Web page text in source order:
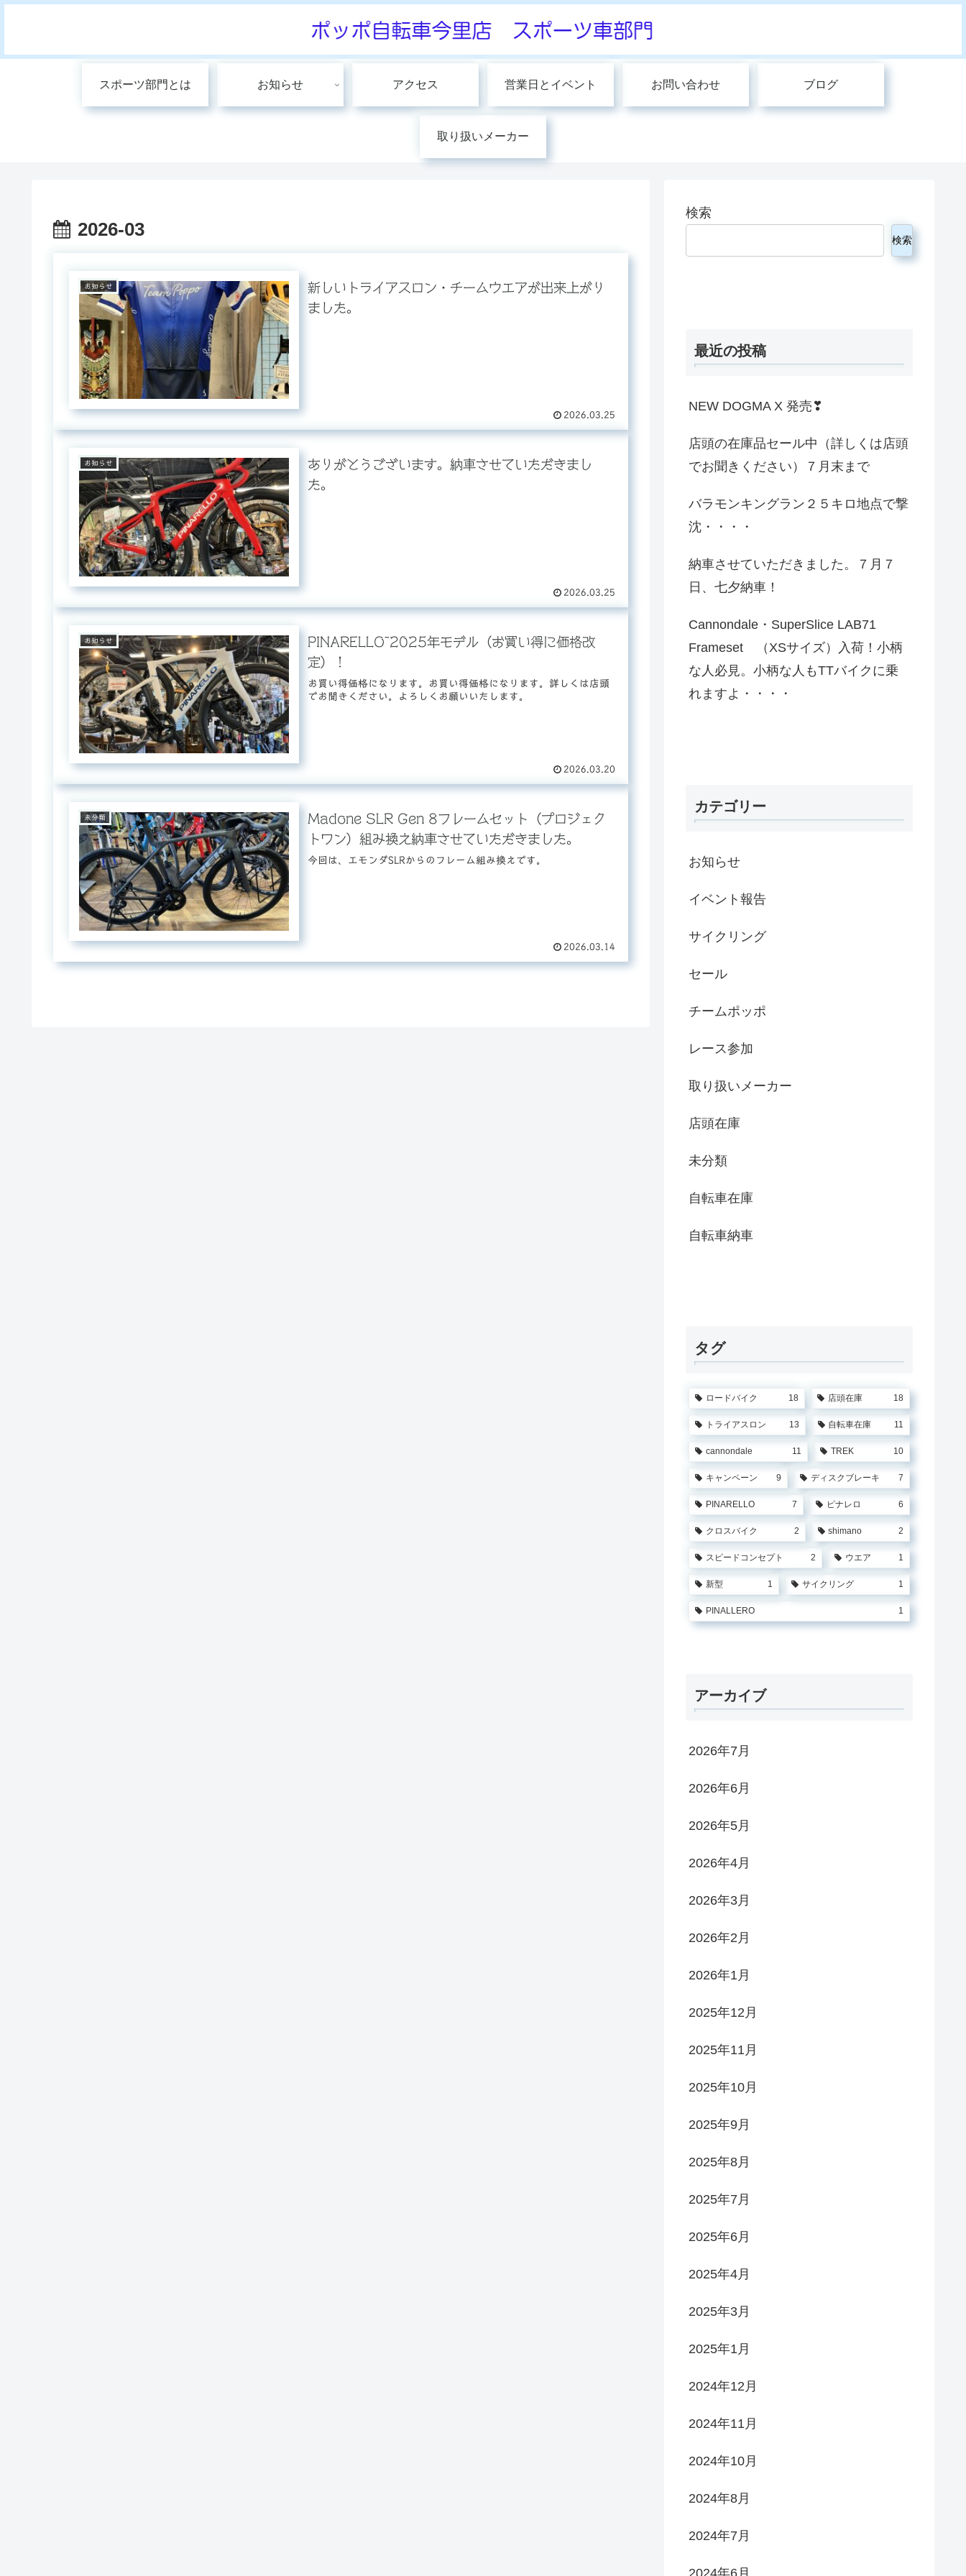
スポーツ部門とは お知らせ アクセス 営業日とイベント お問い合わせ ブログ
取り扱いメーカー
2026-03
お知らせ
新しいトライアスロン・チームウエアが出来上がり
ました。
2026.03.25
お知らせ
ありがとうございます。納車させていただきまし
た。
2026.03.25
お知らせ
PINARELLO~2025年モデル（お買い得に価格改
定）！
お買い得価格になります。お買い得価格になります。詳しくは店頭
でお聞きください。よろしくお願いいたします。
2026.03.20
未分類
Madone SLR Gen 8フレームセット（プロジェク
トワン）組み換え納車させていただきました。
今回は、エモンダSLRからのフレーム組み換えです。
2026.03.14
検索
検索
最近の投稿
NEW DOGMA X 発売❣
店頭の在庫品セール中（詳しくは店頭
でお聞きください）７月末まで
バラモンキングラン２５キロ地点で撃
沈・・・・
納車させていただきました。７月７
日、七夕納車！
Cannondale・SuperSlice LAB71
Frameset （XSサイズ）入荷！小柄
な人必見。小柄な人もTTバイクに乗
れますよ・・・・
カテゴリー
お知らせ
イベント報告
サイクリング
セール
チームポッポ
レース参加
取り扱いメーカー
店頭在庫
未分類
自転車在庫
自転車納車
タグ
ロードバイク 18 店頭在庫 18
トライアスロン 13 自転車在庫 11
cannondale 11 TREK 10
キャンペーン 9 ディスクブレーキ 7
PINARELLO 7 ピナレロ 6
クロスバイク 2 shimano 2
スピードコンセプト 2 ウエア 1
新型 1 サイクリング 1
PINALLERO 1
アーカイブ
2026年7月
2026年6月
2026年5月
2026年4月
2026年3月
2026年2月
2026年1月
2025年12月
2025年11月
2025年10月
2025年9月
2025年8月
2025年7月
2025年6月
2025年4月
2025年3月
2025年1月
2024年12月
2024年11月
2024年10月
2024年8月
2024年7月
2024年6月